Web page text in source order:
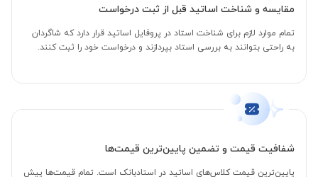
مقایسه و شناخت اساتید قبل از ثبت درخواست
تمام موارد لازم برای شناخت استاد در پروفایل اساتید قرار دارد که شاگردان
به راحتی بتوانند به بررسی استاد بپردازند و درخواست خود را ثبت کنند.
شفافیت قیمت و تضمین پایین‌ترین قیمت‌ها
پایین‌ترین قیمت کلاس‌های اساتید در استادبانک است. تمام قیمت‌ها پیش